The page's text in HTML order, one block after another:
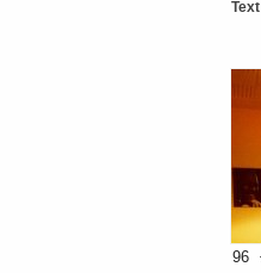
Text
96